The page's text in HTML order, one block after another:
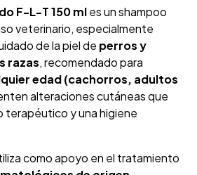
F-L-T 150 mles un shampoo
veterinario, especialmente
de la piel de perros y
razas, recomendado para
edad (cachorros, adultos
alteraciones cutáneas que
terapéutico y una higiene
como apoyo en el tratamiento